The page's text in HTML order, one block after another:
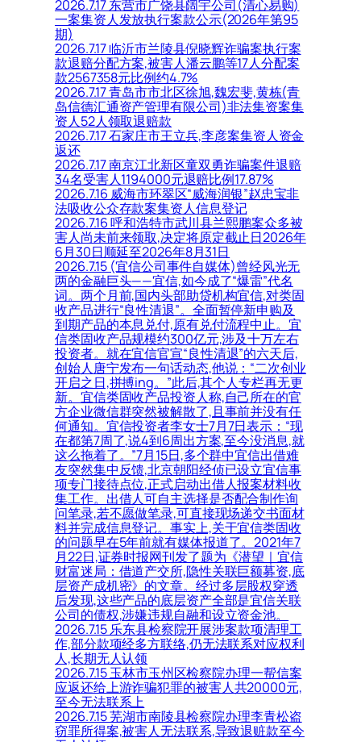
2026.7.17 东营市广饶县阔宇公司(清心易购)
一案集资人发放执行案款公示(2026年第95
期)
2026.7.17 临沂市兰陵县倪晓辉诈骗案执行案
款退赔分配方案,被害人潘云鹏等17人分配案
款2567358元比例约4.7%
2026.7.17 青岛市市北区徐旭,魏宏斐,黄栋(青
岛信德汇通资产管理有限公司)非法集资案集
资人52人领取退赔款
2026.7.17 石家庄市王立兵,李彦案集资人资金
返还
2026.7.17 南京江北新区童双勇诈骗案件退赔
34名受害人1194000元退赔比例17.87%
2026.7.16 威海市环翠区“威海润银”赵忠宝非
法吸收公众存款案集资人信息登记
2026.7.16 呼和浩特市武川县兰熙鹏案众多被
害人尚未前来领取,决定将原定截止日2026年
6月30日顺延至2026年8月31日
2026.7.15 (宜信公司事件自媒体)曾经风光无
两的金融巨头——宜信,如今成了“爆雷”代名
词。两个月前,国内头部助贷机构宜信,对类固
收产品进行“良性清退”。全面暂停新申购及
到期产品的本息兑付,原有兑付流程中止。宜
信类固收产品规模约300亿元,涉及十万左右
投资者。就在宜信官宣“良性清退”的六天后,
创始人唐宁发布一句话动态,他说：“二次创业
开启之日,拼搏ing。”此后,其个人专栏再无更
新。宜信类固收产品投资人称,自己所在的官
方企业微信群突然被解散了,且事前并没有任
何通知。宜信投资者李女士7月7日表示：“现
在都第7周了,说4到6周出方案,至今没消息,就
这么拖着了。”7月15日,多个群中宜信出借难
友突然集中反馈,北京朝阳经侦已设立宜信事
项专门接待点位,正式启动出借人报案材料收
集工作。出借人可自主选择是否配合制作询
问笔录,若不愿做笔录,可直接现场递交书面材
料并完成信息登记。事实上,关于宜信类固收
的问题早在5年前就有媒体报道了。2021年7
月22日,证券时报网刊发了题为《潜望｜宜信
财富迷局：借道产交所,隐性关联巨额募资,底
层资产成机密》的文章。经过多层股权穿透
后发现,这些产品的底层资产全部是宜信关联
公司的债权,涉嫌违规自融和设立资金池。
2026.7.15 乐东县检察院开展涉案款项清理工
作,部分款项经多方联络,仍无法联系对应权利
人,长期无人认领
2026.7.15 玉林市玉州区检察院办理一帮信案
应返还给上游诈骗犯罪的被害人共20000元,
至今无法联系上
2026.7.15 芜湖市南陵县检察院办理李青松盗
窃罪所得案,被害人无法联系,导致退赃款至今